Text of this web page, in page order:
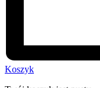
Koszyk